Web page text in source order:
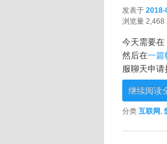
发表于 2018-
浏览量 2,468
今天需要在
然后在一篇
服聊天申请
继续阅读
分类 互联网 ,